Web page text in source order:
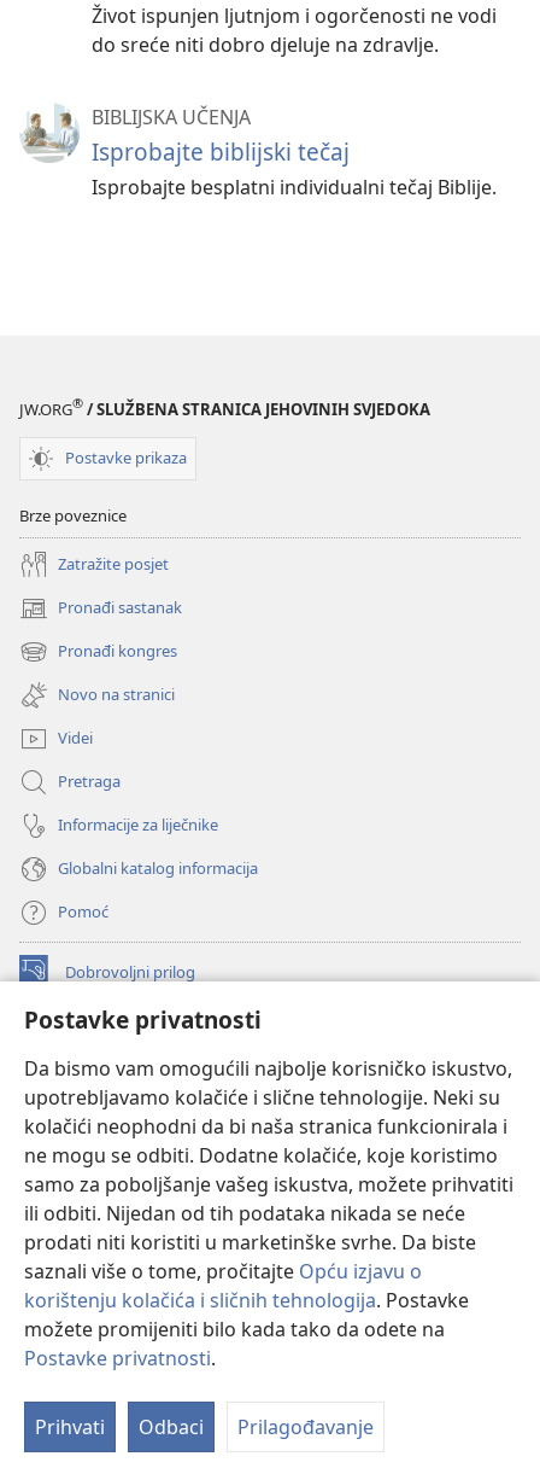
Postavke privatnosti
Da bismo vam omogućili najbolje korisničko iskustvo,
upotrebljavamo kolačiće i slične tehnologije. Neki su
kolačići neophodni da bi naša stranica funkcionirala i
ne mogu se odbiti. Dodatne kolačiće, koje koristimo
samo za poboljšanje vašeg iskustva, možete prihvatiti
ili odbiti. Nijedan od tih podataka nikada se neće
prodati niti koristiti u marketinške svrhe. Da biste
saznali više o tome, pročitajte Opću izjavu o
korištenju kolačića i sličnih tehnologija. Postavke
možete promijeniti bilo kada tako da odete na
Postavke privatnosti.
Prihvati Odbaci Prilagođavanje
Život ispunjen ljutnjom i ogorčenosti ne vodi
do sreće niti dobro djeluje na zdravlje.
BIBLIJSKA UČENJA
Isprobajte biblijski tečaj
Isprobajte besplatni individualni tečaj Biblije.
JW.ORG® / SLUŽBENA STRANICA JEHOVINIH SVJEDOKA
Postavke prikaza
Brze poveznice
Zatražite posjet
Pronađi sastanak
(otvara
se
novi
prozor)
Pronađi kongres
(otvara
se
novi
prozor)
Novo na stranici
Videi
Pretraga
Informacije za liječnike
Globalni katalog informacija
Pomoć
Dobrovoljni prilog
(otvara
novi
INTERNETSKA BIBLIOTEKA Watchtower
se
novi
prozor)
JW Hub
(otvara
se
novi
JW Library
Watchtower Library
Copyright© 2026 Watch Tower Bible and Tract Society of Pennsylvania.
UVJETI KORIŠTENJA|